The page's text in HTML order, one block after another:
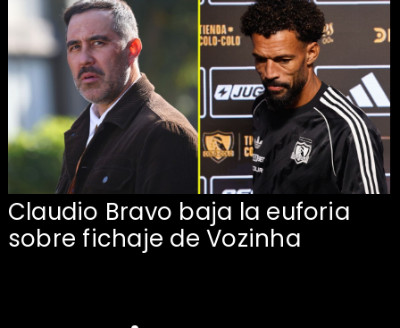
Claudio Bravo baja la euforia
sobre fichaje de Vozinha